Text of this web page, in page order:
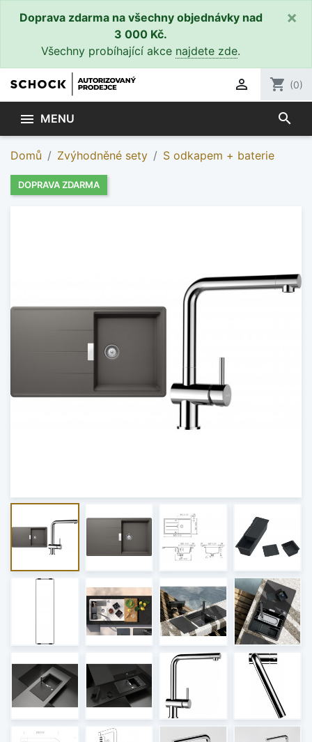
Doprava zdarma na všechny objednávky nad
3 000 Kč.
Všechny probíhající akce najdete zde.
×
 shopping_cart (0)
 MENU search
Domů Zvýhodněné sety S odkapem + baterie
DOPRAVA ZDARMA